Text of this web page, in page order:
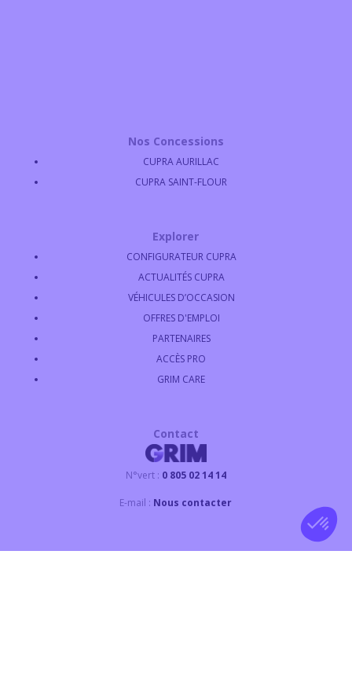
Nos Concessions
CUPRA AURILLAC
CUPRA SAINT-FLOUR
Explorer
CONFIGURATEUR CUPRA
ACTUALITÉS CUPRA
VÉHICULES D’OCCASION
OFFRES D'EMPLOI
PARTENAIRES
ACCÈS PRO
GRIM CARE
Contact
N°vert : 0 805 02 14 14
E-mail : Nous contacter